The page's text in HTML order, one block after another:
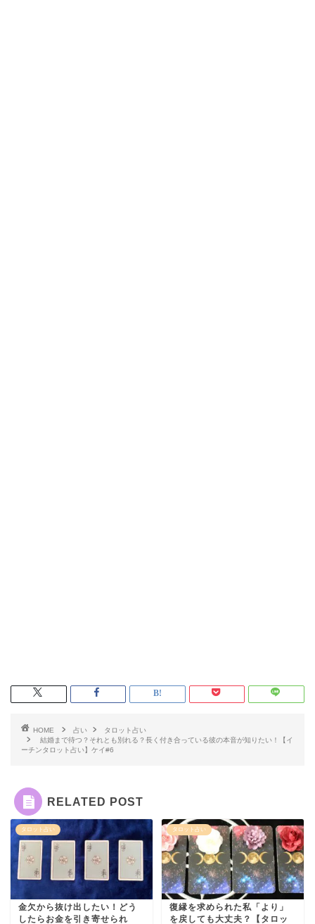
HOME 占い
タロット占い
結婚まで待つ？それとも別れる？長く付き合っている彼の本音が知りたい！【イ
ーチンタロット占い】ケイ#6
RELATED POST
タロット占い
金欠から抜け出したい！どう
したらお金を引き寄せられ
タロット占い
復縁を求められた私「より」
を戻しても大丈夫？【タロッ